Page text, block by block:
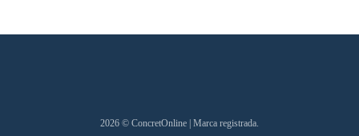
2026 © ConcretOnline | Marca registrada.